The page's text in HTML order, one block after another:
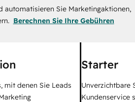
automatisieren Sie Marketingaktionen,
Berechnen Sie Ihre Gebühren
mit denen Sie Leads
Starter
Unverzichtbare
Kundenservice